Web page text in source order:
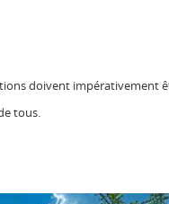
doivent impérativement
tous.